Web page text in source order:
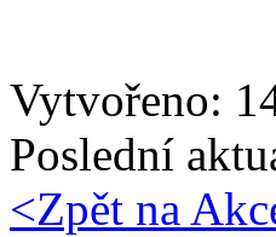
Vytvořeno:
Poslední
<Zpět na